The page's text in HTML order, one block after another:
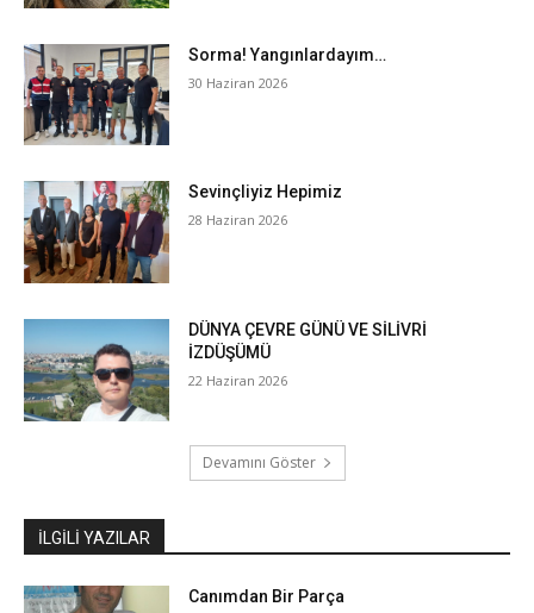
Sorma! Yangınlardayım…
30 Haziran 2026
Sevinçliyiz Hepimiz
28 Haziran 2026
DÜNYA ÇEVRE GÜNÜ VE SİLİVRİ
İZDÜŞÜMÜ
22 Haziran 2026
Devamını Göster
İLGILI YAZILAR
Canımdan Bir Parça